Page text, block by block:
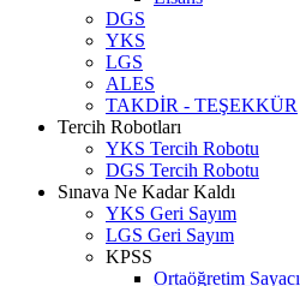
DGS
YKS
LGS
ALES
TAKDİR - TEŞEKKÜR
Tercih Robotları
YKS Tercih Robotu
DGS Tercih Robotu
Sınava Ne Kadar Kaldı
YKS Geri Sayım
LGS Geri Sayım
KPSS
Ortaöğretim Sayacı